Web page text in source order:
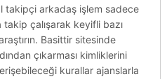
takipçi arkadaş işlem sadece
çalışarak keyifli bazı
Basittir sitesinde
çıkarması kimliklerini
kurallar ajanslarla